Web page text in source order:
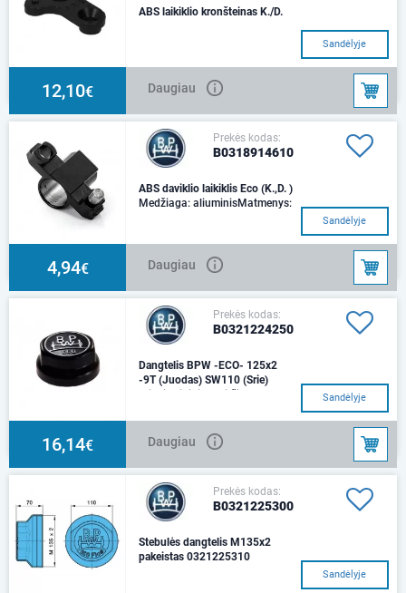
ABS laikiklio kronšteinas K./D.
Sandėlyje
12,10€ Daugiau
Prekės kodas:
B0318914610
ABS daviklio laikiklis Eco (K.,D. )
Medžiaga: aliuminisMatmenys:
Sandėlyje
4,94€ Daugiau
Prekės kodas:
B0321224250
Dangtelis BPW -ECO- 125x2
-9T (Juodas) SW110 (Srie)
Sriegis vidinisPaviršiaus
dangaMatmenys: M 125 x 2 / H
61 / SW 110 / BPWMedžiaga: p
Sandėlyje
16,14€ Daugiau
Prekės kodas:
B0321225300
Stebulės dangtelis M135x2
pakeistas 0321225310
Sandėlyje